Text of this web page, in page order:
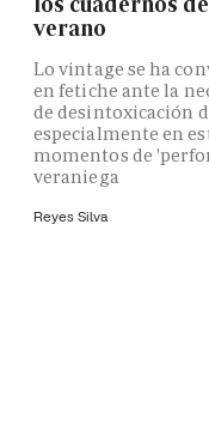
verano
Lo vintage se ha
en fetiche ante la
de desintoxicación
especialmente en
momentos de
veraniega
Reyes Silva